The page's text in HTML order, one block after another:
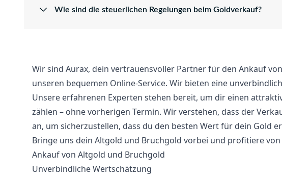
Wie sind die steuerlichen Regelungen beim Goldverkauf?
Wir sind Aurax, dein vertrauensvoller Partner für den Ankauf
unseren bequemen Online-Service. Wir bieten eine
Unsere erfahrenen Experten stehen bereit, um dir einen
zählen – ohne vorherigen Termin. Wir verstehen, dass der
an, um sicherzustellen, dass du den besten Wert für dein Gold
Bringe uns dein Altgold und Bruchgold vorbei und profitiere
Ankauf von Altgold und Bruchgold
Unverbindliche Wertschätzung